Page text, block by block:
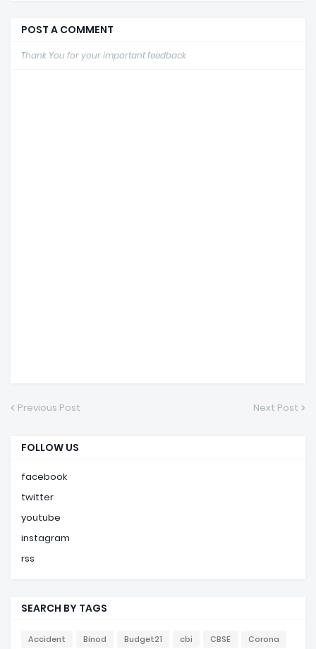
POST A COMMENT
Thank You for your important feedback
Previous Post Next Post
FOLLOW US
facebook
twitter
youtube
instagram
rss
SEARCH BY TAGS
Accident Binod Budget21 cbi CBSE Corona